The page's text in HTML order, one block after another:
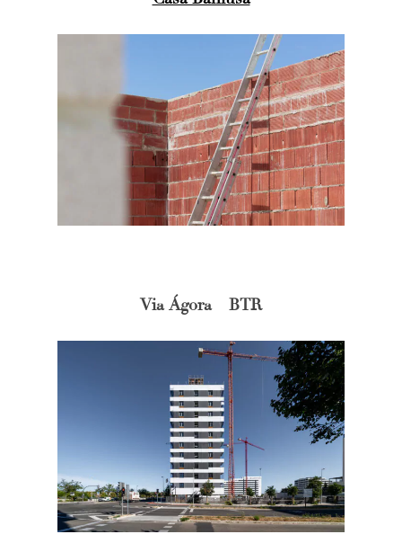
Via Ágora – BTR
FOTOGRAFÍA
Fotografía de
VIDEO